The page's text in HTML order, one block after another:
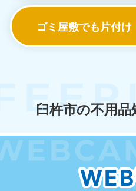
ゴミ屋敷でも 片付け
臼杵市の不用